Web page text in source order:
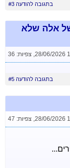
בתגובה להודעה #3
אלה שלא
28/06/2026
, צפיות: 36
בתגובה להודעה #5
28/06/2026
, צפיות: 47